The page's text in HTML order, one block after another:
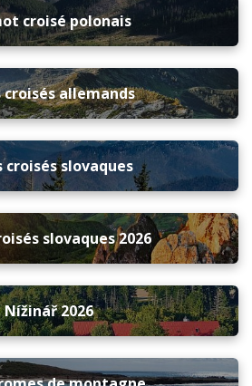
croisé polonais
allemands
croisés slovaques
slovaques 2026
Nížinář 2026